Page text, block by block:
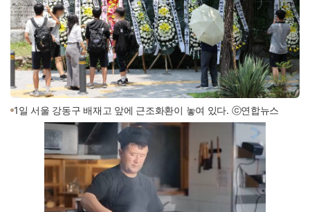
1일 서울 강동구 배재고 앞에 근조화환이 놓여 있다. ⓒ연합뉴스